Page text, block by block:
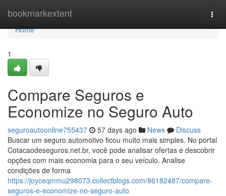
bookmarkextent
Home
Home
1
Compare Seguros e
Economize no Seguro Auto
seguroautoonline755437 57 days ago News
Discuss
Buscar um seguro automotivo ficou muito mais simples. No portal
Cotacaodeseguros.net.br, você pode analisar ofertas e descobrir
opções com mais economia para o seu veículo. Analise
condições de forma
https://joyceqmmu298073.collectblogs.com/86182487/compare-
seguros-e-economize-no-seguro-auto